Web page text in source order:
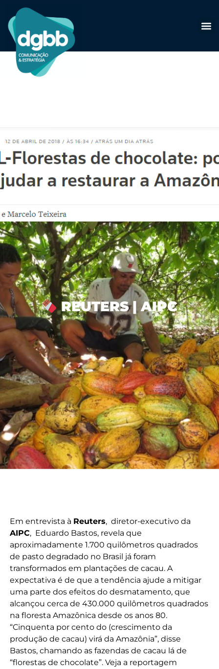
REUTERS | AIPC
Em entrevista à Reuters, diretor-executivo da
AIPC, Eduardo Bastos, revela que
aproximadamente 1.700 quilômetros quadrados
de pasto degradado no Brasil já foram
transformados em plantações de cacau. A
expectativa é de que a tendência ajude a mitigar
uma parte dos efeitos do desmatamento, que
alcançou cerca de 430.000 quilômetros quadrados
na floresta Amazônica desde os anos 80.
“Cinquenta por cento do (crescimento da
produção de cacau) virá da Amazônia”, disse
Bastos, chamando as fazendas de cacau lá de
“florestas de chocolate”. Veja a reportagem